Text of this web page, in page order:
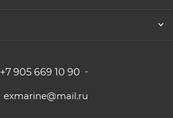
+7 905 669 10 90
exmarine@mail.ru